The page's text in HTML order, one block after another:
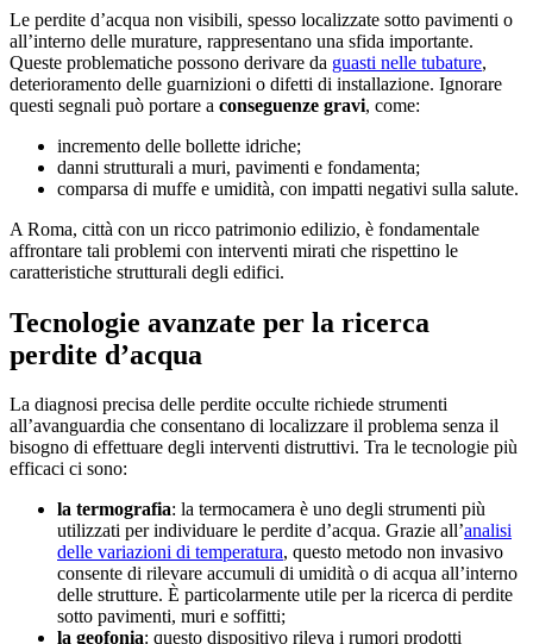
Le perdite d’acqua non visibili, spesso localizzate sotto pavimenti o
all’interno delle murature, rappresentano una sfida importante.
Queste problematiche possono derivare da guasti nelle tubature,
deterioramento delle guarnizioni o difetti di installazione. Ignorare
questi segnali può portare a conseguenze gravi, come:
incremento delle bollette idriche;
danni strutturali a muri, pavimenti e fondamenta;
comparsa di muffe e umidità, con impatti negativi sulla salute.
A Roma, città con un ricco patrimonio edilizio, è fondamentale
affrontare tali problemi con interventi mirati che rispettino le
caratteristiche strutturali degli edifici.
Tecnologie avanzate per la ricerca
perdite d’acqua
La diagnosi precisa delle perdite occulte richiede strumenti
all’avanguardia che consentano di localizzare il problema senza il
bisogno di effettuare degli interventi distruttivi. Tra le tecnologie più
efficaci ci sono:
la termografia: la termocamera è uno degli strumenti più
utilizzati per individuare le perdite d’acqua. Grazie all’analisi
delle variazioni di temperatura, questo metodo non invasivo
consente di rilevare accumuli di umidità o di acqua all’interno
delle strutture. È particolarmente utile per la ricerca di perdite
sotto pavimenti, muri e soffitti;
la geofonia: questo dispositivo rileva i rumori prodotti